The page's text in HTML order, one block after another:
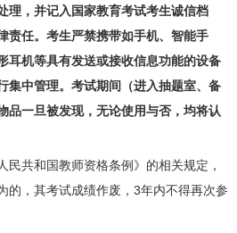
理，并记入国家教育考试考生诚信档
责任。考生严禁携带如手机、智能手
耳机等具有发送或接收信息功能的设备
集中管理。考试期间（进入抽题室、备
品一旦被发现，无论使用与否，均将认
共和国教师资格条例》的相关规定，
的，其考试成绩作废，3年内不得再次参